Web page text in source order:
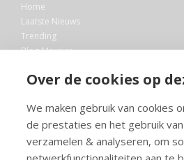
Over de cookies op
We maken gebruik van cookies
de prestaties en het gebruik
verzamelen & analyseren, om
Home
Laatste Nieuws
Trending
Blog Maurice
Bibliotheek
Info en service
FAQ
Doneren